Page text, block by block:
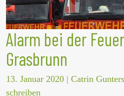
Alarm bei der
Grasbrunn
13. Januar 2020 | Catrin
schreiben